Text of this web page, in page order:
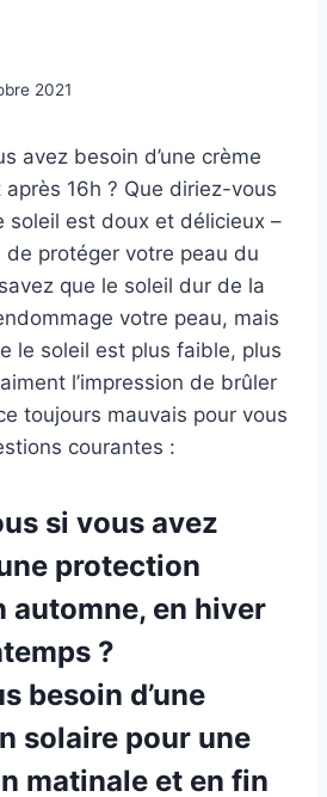
2021
avez besoin d’une crème
16h ? Que diriez-vous
soleil est doux et délicieux –
protéger votre peau du
que le soleil dur de la
votre peau, mais
le soleil est plus faible, plus
l’impression de brûler
toujours mauvais pour vous
courantes :
si vous avez
protection
automne, en hiver
?
besoin d’une
solaire pour une
matinale et en fin